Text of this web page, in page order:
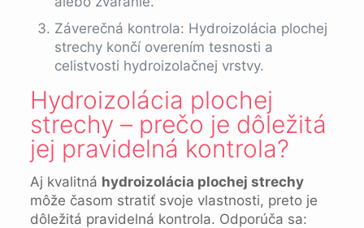
Záverečná kontrola: Hydroizolácia plochej
strechy končí overením tesnosti a
celistvosti hydroizolačnej vrstvy.
Hydroizolácia plochej
strechy – prečo je dôležitá
jej pravidelná kontrola?
Aj kvalitná hydroizolácia plochej strechy
môže časom stratiť svoje vlastnosti, preto je
dôležitá pravidelná kontrola. Odporúča sa: